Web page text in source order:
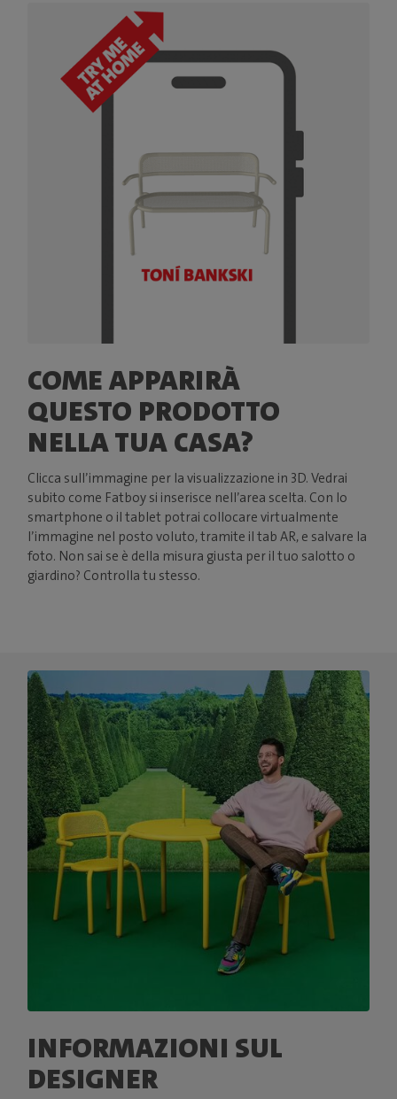
COME APPARIRÀ
QUESTO PRODOTTO
NELLA TUA CASA?
Clicca sull’immagine per la visualizzazione in 3D. Vedrai
subito come Fatboy si inserisce nell’area scelta. Con lo
smartphone o il tablet potrai collocare virtualmente
l’immagine nel posto voluto, tramite il tab AR, e salvare la
foto. Non sai se è della misura giusta per il tuo salotto o
giardino? Controlla tu stesso.
INFORMAZIONI SUL
DESIGNER